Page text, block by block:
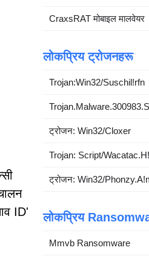
ID'
CraxsRAT मोबाइल मालवेयर
लोकप्रिय ट्रोजनहरू
Trojan:Win32/Suschil!rfn
ट्रोजन: Win32/Cloxer
Trojan: Script/
ट्रोजन: Win32/
लोकप्रिय
Mmvb Ransomware